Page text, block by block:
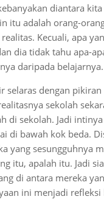
diantara
itu adalah orang-
Kecuali, apa
dia tidak tahu apa-
daripada belajarnya.
dengan
sekolah
di sekolah. Jadi
di bawah kok beda.
yang sesungguhnya
itu, apalah itu. Jadi
di antara mereka
ini menjadi